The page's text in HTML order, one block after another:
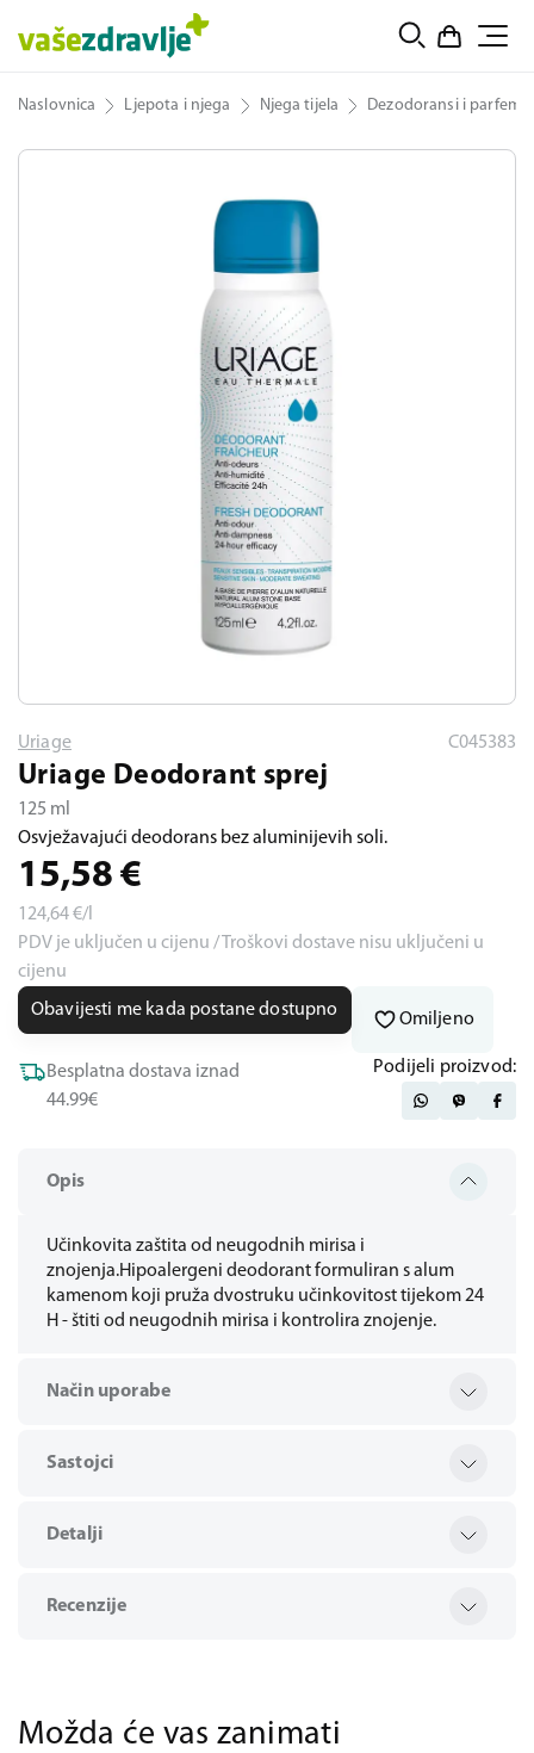
Naslovnica Ljepota i njega Njega tijela Dezodoransi i parfemi
Opis
Učinkovita zaštita od neugodnih mirisa i
znojenja.Hipoalergeni deodorant formuliran s alum
kamenom koji pruža dvostruku učinkovitost tijekom 24
H - štiti od neugodnih mirisa i kontrolira znojenje.
Način uporabe
Sastojci
Detalji
Recenzije
Uriage C045383
Uriage Deodorant sprej
125 ml
Osvježavajući deodorans bez aluminijevih soli.
15,58 €
124,64€/l
PDV je uključen u cijenu / Troškovi dostave nisu uključeni u
cijenu
Obavijesti me kada postane dostupno
Omiljeno
Besplatna dostava iznad
44.99€
Podijeli proizvod:
Možda će vas zanimati